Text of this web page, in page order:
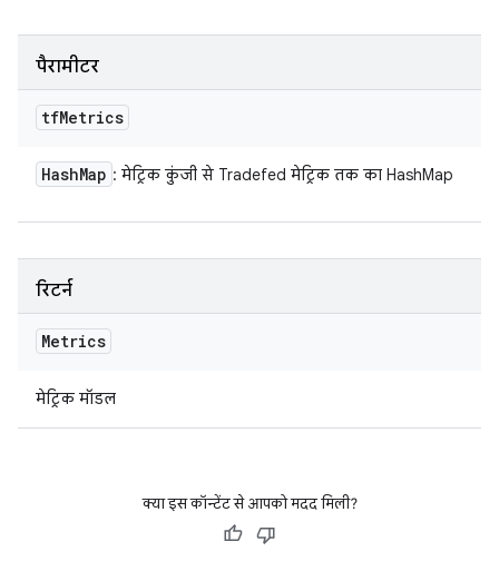
पैरामीटर
tfMetrics
HashMap : मेट्रिक कुंजी से Tradefed मेट्रिक तक का HashMap
रिटर्न
Metrics
मेट्रिक मॉडल
क्या इस कॉन्टेंट से आपको मदद मिली?